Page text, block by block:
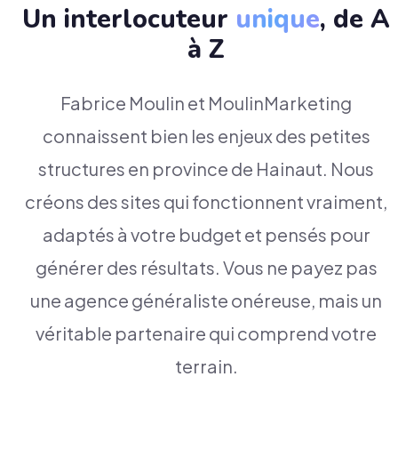
Un interlocuteur unique, de A
à Z
Fabrice Moulin et MoulinMarketing
connaissent bien les enjeux des petites
structures en province de Hainaut. Nous
créons des sites qui fonctionnent vraiment,
adaptés à votre budget et pensés pour
générer des résultats. Vous ne payez pas
une agence généraliste onéreuse, mais un
véritable partenaire qui comprend votre
terrain.